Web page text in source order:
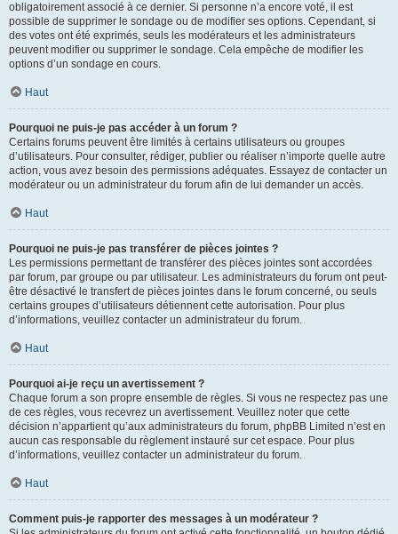
obligatoirement associé à ce dernier. Si personne n’a encore voté, il est
possible de supprimer le sondage ou de modifier ses options. Cependant, si
des votes ont été exprimés, seuls les modérateurs et les administrateurs
peuvent modifier ou supprimer le sondage. Cela empêche de modifier les
options d’un sondage en cours.
Haut
Pourquoi ne puis-je pas accéder à un forum ?
Certains forums peuvent être limités à certains utilisateurs ou groupes
d’utilisateurs. Pour consulter, rédiger, publier ou réaliser n’importe quelle autre
action, vous avez besoin des permissions adéquates. Essayez de contacter un
modérateur ou un administrateur du forum afin de lui demander un accès.
Haut
Pourquoi ne puis-je pas transférer de pièces jointes ?
Les permissions permettant de transférer des pièces jointes sont accordées
par forum, par groupe ou par utilisateur. Les administrateurs du forum ont peut-
être désactivé le transfert de pièces jointes dans le forum concerné, ou seuls
certains groupes d’utilisateurs détiennent cette autorisation. Pour plus
d’informations, veuillez contacter un administrateur du forum.
Haut
Pourquoi ai-je reçu un avertissement ?
Chaque forum a son propre ensemble de règles. Si vous ne respectez pas une
de ces règles, vous recevrez un avertissement. Veuillez noter que cette
décision n’appartient qu’aux administrateurs du forum, phpBB Limited n’est en
aucun cas responsable du règlement instauré sur cet espace. Pour plus
d’informations, veuillez contacter un administrateur du forum.
Haut
Comment puis-je rapporter des messages à un modérateur ?